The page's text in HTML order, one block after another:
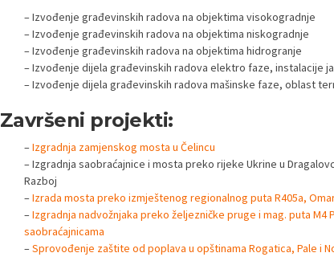
– Izvođenje građevinskih radova na objektima visokogradnje
– Izvođenje građevinskih radova na objektima niskogradnje
– Izvođenje građevinskih radova na objektima hidrogranje
– Izvođenje dijela građevinskih radova elektro faze, instalacije
– Izvođenje dijela građevinskih radova mašinske faze, oblast
Završeni projekti:
–Izgradnja zamjenskog mosta u Čelincu
– Izgradnja saobraćajnice i mosta preko rijeke Ukrine u
Razboj
–Izrada mosta preko izmještenog regionalnog puta R405a,
–Izgradnja nadvožnjaka preko željezničke pruge i mag. puta M4
saobraćajnicama
–Sprovođenje zaštite od poplava u opštinama Rogatica, Pale i